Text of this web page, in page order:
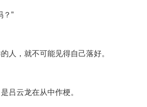
？”
人，就不可能见得自己落好。
吕云龙在从中作梗。